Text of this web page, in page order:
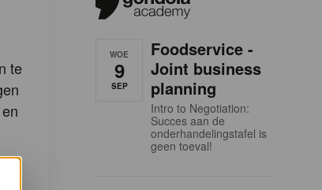
te
WOE
9
SEP
Foodservice -
Joint business
planning
Intro to Negotiation:
Succes aan de
onderhandelingstafel is
geen toeval!